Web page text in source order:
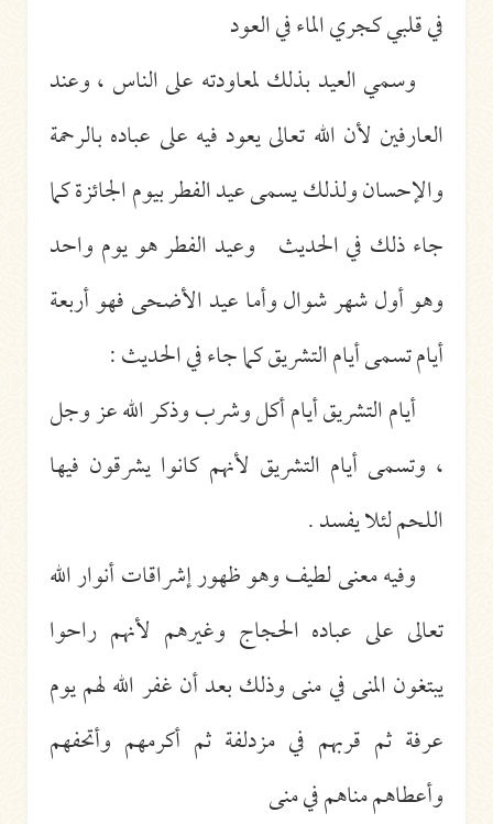
في قلبي كجري الماء في العود
وسمي العيد بذلك لمعاودته على الناس ، وعند
العارفين لأن الله تعالى يعود فيه على عباده بالرحمة
والإحسان ولذلك يسمى عيد الفطر بيوم الجائزة كما
جاء ذلك في الحديث وعيد الفطر هو يوم واحد
وهو أول شهر شوال وأما عيد الأضحى فهو أربعة
أيام تسمى أيام التشريق كما جاء في الحديث :
أيام التشريق أيام أكل وشرب وذكر الله عز وجل
، وتسمى أيام التشريق لأنهم كانوا يشرقون فيها
اللحم لئلا يفسد .
وفيه معنى لطيف وهو ظهور إشراقات أنوار الله
تعالى على عباده الحجاج وغيرهم لأنهم راحوا
يبتغون المنى في منى وذلك بعد أن غفر الله لهم يوم
عرفة ثم قربهم في مزدلفة ثم أكرمهم وأتحفهم
وأعطاهم مناهم في منى